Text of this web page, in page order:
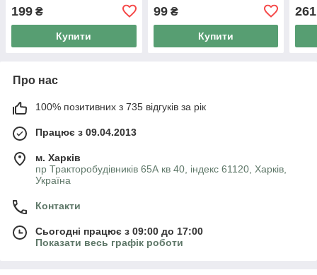
199 ₴
Купити
99₴
Купити
261
Про нас
100% позитивних з 735 відгуків за рік
Працює з 09.04.2013
м. Харків
пр Тракторобудівників 65А кв 40, індекс 61120, Харків,
Україна
Контакти
Сьогодні працює з 09:00 до 17:00
Показати весь графік роботи